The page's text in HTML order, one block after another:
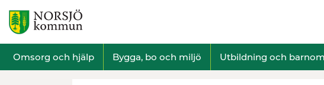
Omsorg och hjälp Bygga, bo och miljö Utbildning och